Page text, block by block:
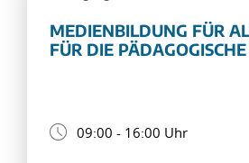
MEDIENBILDUNG FÜR
FÜR DIE
09:00 - 16:00 Uhr